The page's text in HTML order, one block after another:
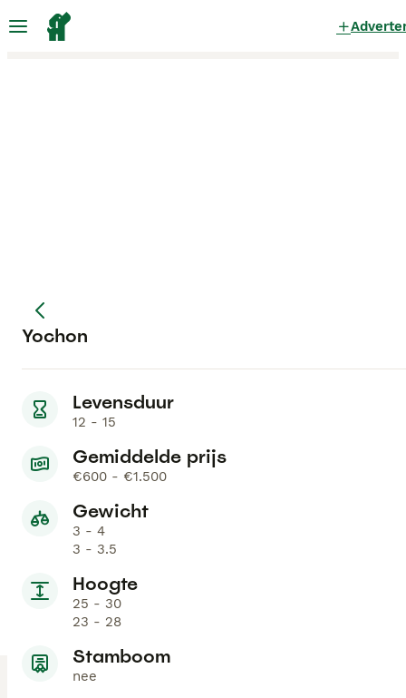
Yochon
Levensduur
12 - 15
Gemiddelde prijs
€600 - €1.500
Gewicht
3 - 4
3 - 3.5
Hoogte
25 - 30
23 - 28
Stamboom
nee